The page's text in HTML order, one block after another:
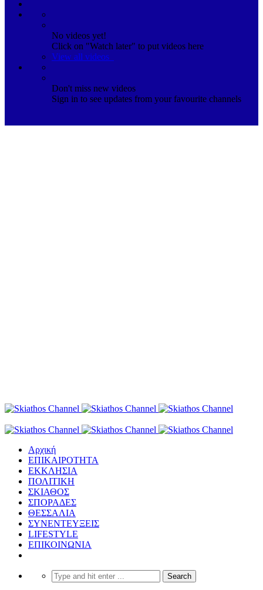
No videos yet!
Click on "Watch later" to put videos here
View all videos
Don't miss new videos
Sign in to see updates from your favourite channels
Αρχική
ΕΠΙΚΑΙΡΟΤΗΤΑ
ΕΚΚΛΗΣΙΑ
ΠΟΛΙΤΙΚΗ
ΣΚΙΑΘΟΣ
ΣΠΟΡΑΔΕΣ
ΘΕΣΣΑΛΙΑ
ΣΥΝΕΝΤΕΥΞΕΙΣ
LIFESTYLE
ΕΠΙΚΟΙΝΩΝΙΑ